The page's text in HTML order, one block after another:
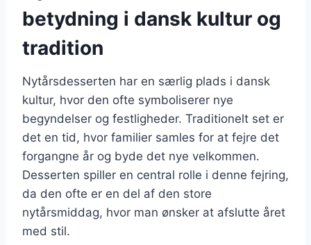
betydning i dansk kultur og
tradition
Nytårsdesserten har en særlig plads i dansk
kultur, hvor den ofte symboliserer nye
begyndelser og festligheder. Traditionelt set er
det en tid, hvor familier samles for at fejre det
forgangne år og byde det nye velkommen.
Desserten spiller en central rolle i denne fejring,
da den ofte er en del af den store
nytårsmiddag, hvor man ønsker at afslutte året
med stil.